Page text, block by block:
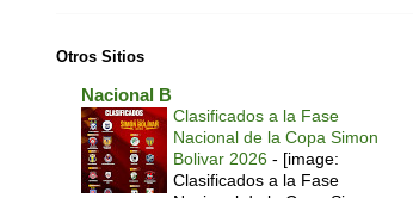
Otros Sitios
Nacional B
Clasificados a la Fase
Nacional de la Copa Simon
Bolivar 2026 - [image:
Clasificados a la Fase